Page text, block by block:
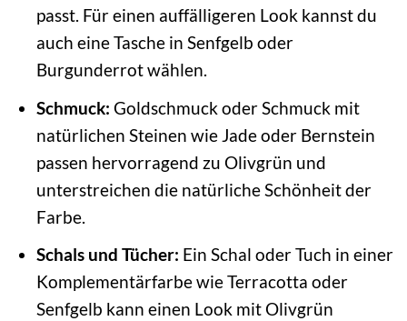
passt. Für einen auffälligeren Look kannst du
auch eine Tasche in Senfgelb oder
Burgunderrot wählen.
Schmuck: Goldschmuck oder Schmuck mit
natürlichen Steinen wie Jade oder Bernstein
passen hervorragend zu Olivgrün und
unterstreichen die natürliche Schönheit der
Farbe.
Schals und Tücher: Ein Schal oder Tuch in einer
Komplementärfarbe wie Terracotta oder
Senfgelb kann einen Look mit Olivgrün